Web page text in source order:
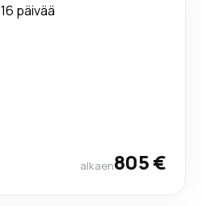
16 päivää
alkaen805 €